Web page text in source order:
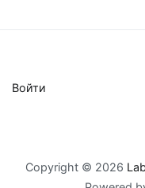
Войти
Copyright © 2026